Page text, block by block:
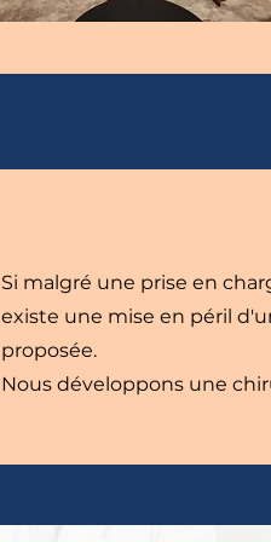
Si malgré une prise en
existe une mise en péril
proposée.
Nous développons une